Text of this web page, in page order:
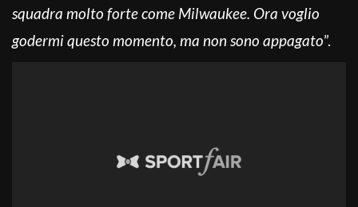
squadra molto forte come Milwaukee. Ora voglio
godermi questo momento, ma non sono appagato”.